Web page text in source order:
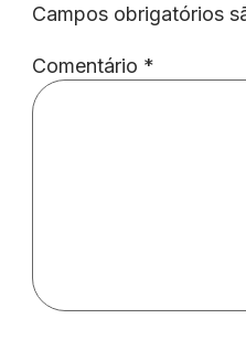
Campos obrigatórios
Comentário *